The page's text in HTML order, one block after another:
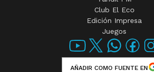
Club El Eco
Edición Impresa
Juegos
AÑADIR COMO FUENTE EN